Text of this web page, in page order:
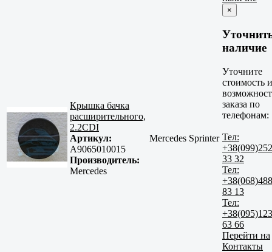
Крышка бачка
расширительного,
2.2CDI
Артикул:
A9065010015
Производитель:
Mercedes
Mercedes Sprinter
×
наличие
Уточните
стоимость и
заказа по
телефонам:
Тел:
+38(099)252
33 32
Тел:
+38(068)488
83 13
Тел:
+38(095)123
63 66
Перейти на
Контакты